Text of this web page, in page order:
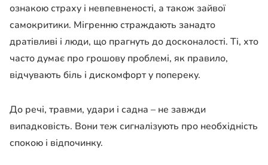
ознакою страху і невпевненості, а також зайвої
самокритики. Мігренню страждають занадто
дратівливі і люди, що прагнуть до досконалості. Ті, хто
часто думає про грошову проблемі, як правило,
відчувають біль і дискомфорт у попереку.
До речі, травми, удари і садна – не завжди
випадковість. Вони теж сигналізують про необхідність
спокою і відпочинку.